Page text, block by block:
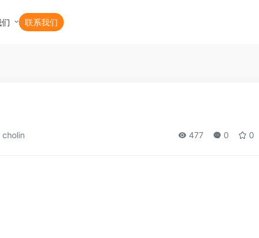
联系我们
cholin 477 0 0